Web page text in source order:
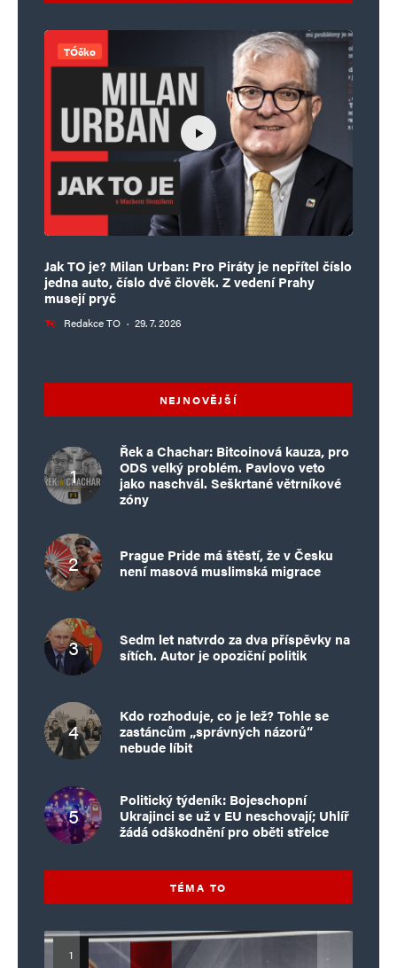
TÓčko
Jak TO je? Milan Urban: Pro Piráty je nepřítel číslo
jedna auto, číslo dvě člověk. Z vedení Prahy
musejí pryč
Redakce TO · 29. 7. 2026
NEJNOVĚJŠÍ
Řek a Chachar: Bitcoinová kauza, pro
ODS velký problém. Pavlovo veto
jako naschvál. Seškrtané větrníkové
zóny
Prague Pride má štěstí, že v Česku
není masová muslimská migrace
Sedm let natvrdo za dva příspěvky na
sítích. Autor je opoziční politik
Kdo rozhoduje, co je lež? Tohle se
zastáncům „správných názorů“
nebude líbit
Politický týdeník: Bojeschopní
Ukrajinci se už v EU neschovají; Uhlíř
žádá odškodnění pro oběti střelce
TÉMA TO